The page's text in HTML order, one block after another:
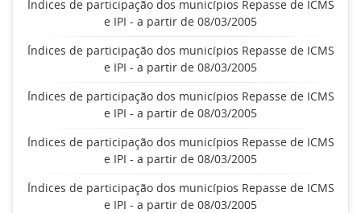
Índices de participação dos municípios Repasse de ICMS
e IPI - a partir de 08/03/2005
Índices de participação dos municípios Repasse de ICMS
e IPI - a partir de 08/03/2005
Índices de participação dos municípios Repasse de ICMS
e IPI - a partir de 08/03/2005
Índices de participação dos municípios Repasse de ICMS
e IPI - a partir de 08/03/2005
Índices de participação dos municípios Repasse de ICMS
e IPI - a partir de 08/03/2005